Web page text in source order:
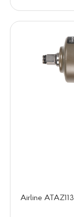
Airline ATAZ113